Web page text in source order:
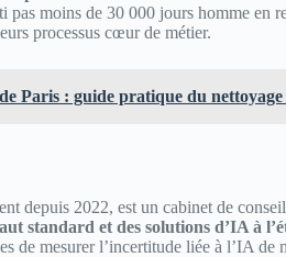
pas moins de 30 000 jours homme en
processus cœur de métier.​
Paris : guide pratique du nettoyage
depuis 2022, est un cabinet de
standard et des solutions d’IA à
de mesurer l’incertitude liée à l’IA